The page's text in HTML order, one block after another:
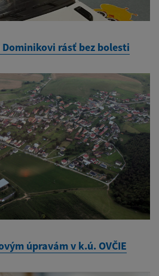
rásť bez bolesti
úpravám v k.ú. OVČIE